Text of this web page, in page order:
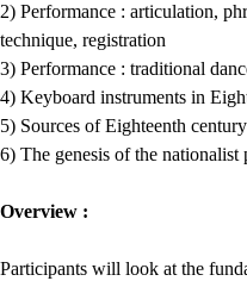
2) Performance : articulation,
technique, registration
3) Performance : traditional
4) Keyboard instruments in
5) Sources of Eighteenth
6) The genesis of the nationalist
Overview :
Participants will look at the